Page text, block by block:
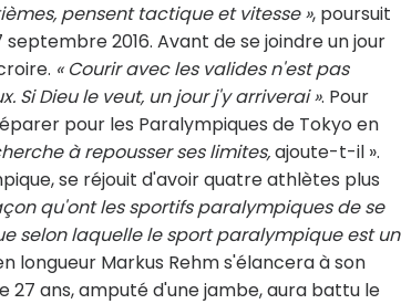
pensent tactique et vitesse », poursuit
septembre 2016. Avant de se joindre un jour
« Courir avec les valides n'est pas
Si Dieu le veut, un jour j'y arriverai ». Pour
pour les Paralympiques de Tokyo en
à repousser ses limites,ajoute-t-il ».
se réjouit d'avoir quatre athlètes plus
qu'ont les sportifs paralympiques de se
selon laquelle le sport paralympique est un
longueur Markus Rehm s'élancera à son
27 ans, amputé d'une jambe, aura battu le